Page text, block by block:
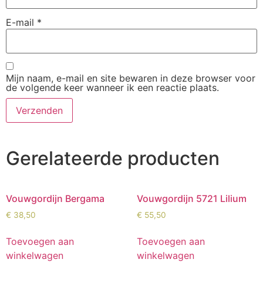
E-mail *
Mijn naam, e-mail en site bewaren in deze browser voor
de volgende keer wanneer ik een reactie plaats.
Gerelateerde producten
Vouwgordijn Bergama
€ 38,50
Toevoegen aan
winkelwagen
Vouwgordijn 5721 Lilium
€ 55,50
Toevoegen aan
winkelwagen